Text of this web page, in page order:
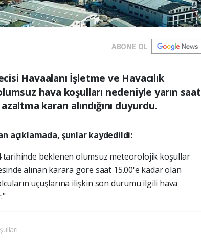
ABONE OL
Havaalanı İşletme ve Havacılık
hava koşulları nedeniyle yarın saat
kararı alındığını duyurdu.
açıklamada, şunlar kaydedildi:
tarihinde beklenen olumsuz meteorolojik koşullar
alınan karara göre saat 15.00'e kadar olan
uçuşlarına ilişkin son durumu ilgili hava